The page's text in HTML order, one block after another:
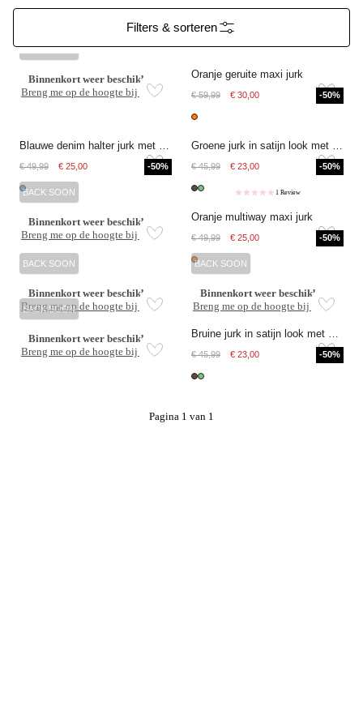
Filters & sorteren
BACK SOON
Binnenkort weer beschikbaar
Breng me op de hoogte bij release
Oranje geruite maxi jurk
€ 59,99 € 30,00 -50%
Blauwe denim halter jurk met pailletten
€ 49,99 € 25,00 -50%
Groene jurk in satijn look met strik
€ 45,99 € 23,00 -50%
BACK SOON
Binnenkort weer beschikbaar
Breng me op de hoogte bij release
1 Review
Oranje multiway maxi jurk
€ 49,99 € 25,00 -50%
BACK SOON
Binnenkort weer beschikbaar
Breng me op de hoogte bij release
BACK SOON
Binnenkort weer beschikbaar
Breng me op de hoogte bij release
BACK SOON
Binnenkort weer beschikbaar
Breng me op de hoogte bij release
Bruine jurk in satijn look met strik
€ 45,99 € 23,00 -50%
Pagina 1 van 1